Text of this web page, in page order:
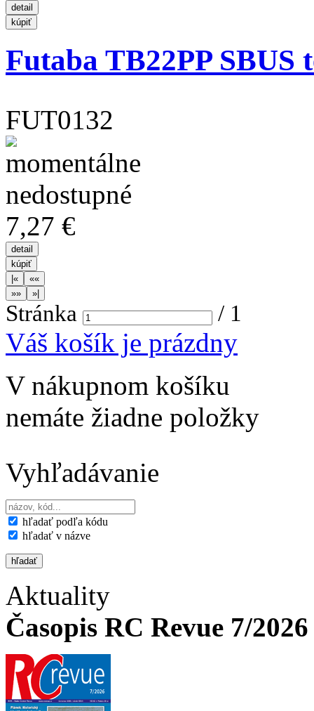
Futaba TB22PP
FUT0132
7,27 €
Stránka / 1
Váš košík je prázdny
V nákupnom košíku
nemáte žiadne položky
Vyhľadávanie
hľadať podľa kódu
hľadať v názve
Aktuality
Časopis RC Revue 7/